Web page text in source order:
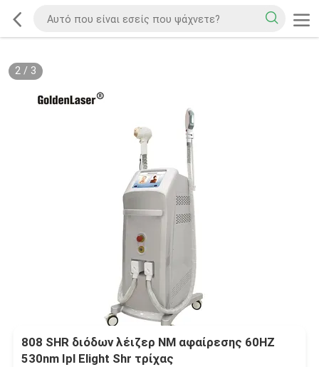
2/ 3
808 SHR διόδων λέιζερ NM αφαίρεσης 60HZ
530nm Ipl Elight Shr τρίχας